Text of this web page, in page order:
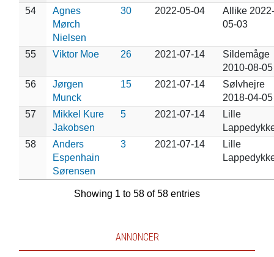
54
Agnes
Mørch
Nielsen
30 2022-05-04
Allike 2022-
05-03
55 Viktor Moe 26 2021-07-14
Sildemåge
2010-08-05
56
Jørgen
Munck
15 2021-07-14
Sølvhejre
2018-04-05
57
Mikkel Kure
Jakobsen
5 2021-07-14
Lille
58
Anders
Espenhain
Sørensen
3 2021-07-14
Lille
Showing 1 to 58 of 58 entries
ANNONCER